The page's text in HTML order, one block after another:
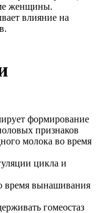
женщины.
влияние на
формирование
признаков
молока во время
цикла и
время вынашивания
гомеостаз